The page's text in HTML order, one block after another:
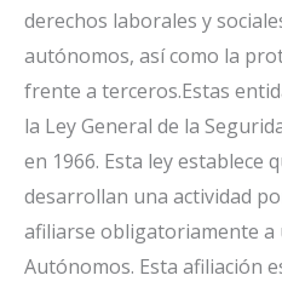
derechos laborales y
autónomos, así como la
frente a terceros.Estas
la Ley General de la
en 1966. Esta ley establece
desarrollan una actividad
afiliarse obligatoriamente a
Autónomos. Esta afiliación